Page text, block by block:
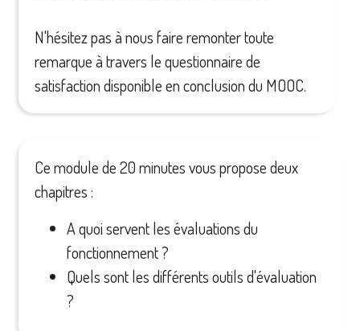
N'hésitez pas à nous faire remonter toute
remarque à travers le questionnaire de
satisfaction disponible en conclusion du MOOC.
Ce module de 20 minutes vous propose deux
chapitres :
A quoi servent les évaluations du
fonctionnement ?
Quels sont les différents outils d'évaluation
?